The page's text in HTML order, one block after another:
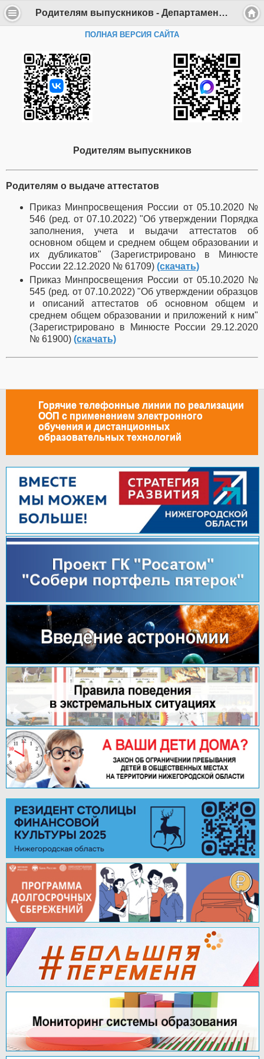
Родителям выпускников - Департамент образования Администрации г. Саров
ПОЛНАЯ ВЕРСИЯ САЙТА
Родителям выпускников
Родителям о выдаче аттестатов
Приказ Минпросвещения России от 05.10.2020 №
546 (ред. от 07.10.2022) "Об утверждении Порядка
заполнения, учета и выдачи аттестатов об
основном общем и среднем общем образовании и
их дубликатов" (Зарегистрировано в Минюсте
России 22.12.2020 № 61709) (скачать)
Приказ Минпросвещения России от 05.10.2020 №
545 (ред. от 07.10.2022) "Об утверждении образцов
и описаний аттестатов об основном общем и
среднем общем образовании и приложений к ним"
(Зарегистрировано в Минюсте России 29.12.2020
№ 61900) (скачать)
Горячие телефонные линии по реализации
ООП с применением электронного
обучения и дистанционных
образовательных технологий